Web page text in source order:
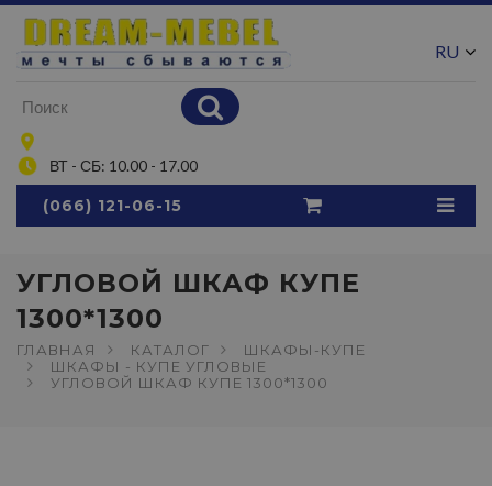
ВТ - СБ: 10.00 - 17.00
RU
(066) 121-06-15
УГЛОВОЙ ШКАФ КУПЕ
1300*1300
ГЛАВНАЯ КАТАЛОГ
ШКАФЫ-КУПЕ
ШКАФЫ - КУПЕ УГЛОВЫЕ
УГЛОВОЙ ШКАФ КУПЕ 1300*1300